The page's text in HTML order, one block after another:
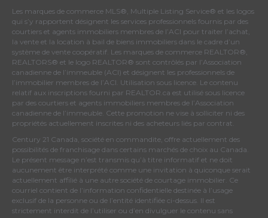
Les marques de commerce MLS®, Multiple Listing Service® et les logos
qui s’y rapportent désignent les services professionnels fournis par des
courtiers et agents immobiliers membres de l’ACI pour traiter l’achat,
la vente et la location à bail de biens immobiliers dans le cadre d’un
système de vente coopératif. Les marques de commerce REALTOR®,
REALTORS® et le logo REALTOR® sont contrôlés par l’Association
canadienne de l’immeuble (ACI) et désignent les professionnels de
l’immobilier membres de l’ACI. Utilisation sous licence. Le contenu
relatif aux inscriptions fourni par REALTOR.ca est utilisé sous licence
par des courtiers et agents immobiliers membres de l’Association
canadienne de l’immeuble . Cette promotion ne vise à solliciter ni des
propriétés actuellement inscrites ni des acheteurs liés par contrat.
Century 21 Canada, société en commandite, offre actuellement des
possibilités de franchisage dans certains marchés de choix au Canada.
Le présent message n’est transmis qu’à titre informatif et ne doit
aucunement être interprété comme une invitation à quiconque serait
actuellement affilié à une autre société de courtage immobilier. Ce
courriel contient de l’information confidentielle destinée à l’usage
exclusif de la personne ou de l’entité identifiée ci-dessus. Il est
strictement interdit de l’utiliser ou d’en divulguer le contenu sans